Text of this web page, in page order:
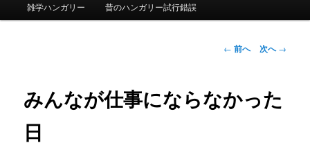
メ
イ
ン
テ
雑学ハンガリー 昔のハンガリー試行錯誤
投
ビ
ゲ
← 前へ 次へ→
みんなが仕事にならなかった
日